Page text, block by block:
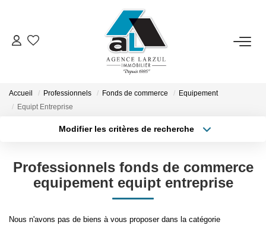
VENTES
LOCATIONS
GESTION
ESTIMATION
PROMOTION
Accueil Professionnels Fonds de commerce
Equipement
Equipt Entreprise
Modifier les critères de recherche
Sélectionnez...
Type de bien
Surface min
Professionnels fonds de commerce
equipement equipt entreprise
Nous n'avons pas de biens à vous proposer dans la catégorie